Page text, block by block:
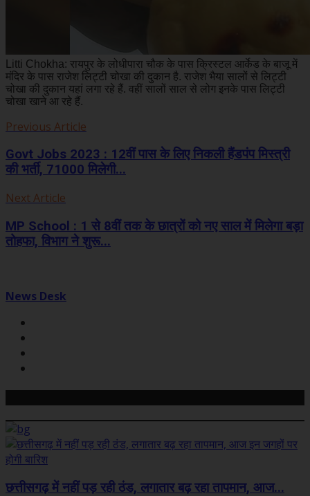
Litti Chokha: रायपुर के लोधीपारा चौक के पास क्रिस्टल आर्केड के बाजू में
मंदिर के पास राजेश लिट्टी चोखा की दुकान है. राजेश भैया सालों से लिट्टी
चोखा की दुकान यहां लगा रहे हैं. वहीं सालों साल से लोग इनके पास लिट्टी
चोखा खाने आ रहे हैं.
Previous Article
Govt Jobs 2023 : 12वीं पास के लिए निकली हैंडपंप मिस्त्री
की भर्ती, 71000 मिलेगी...
Next Article
MP School : 1 से 8वीं तक के छात्रों को नए साल में मिलेगा बड़ा
तोहफा, विभाग ने शुरू...
News Desk
छत्तीसगढ़ में नहीं पड़ रही ठंड, लगातार बढ़ रहा तापमान, आज...